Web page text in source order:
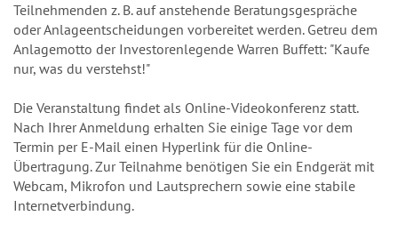
Teilnehmenden z. B. auf anstehende Beratungsgespräche
oder Anlageentscheidungen vorbereitet werden. Getreu dem
Anlagemotto der Investorenlegende Warren Buffett: "Kaufe
nur, was du verstehst!"
Die Veranstaltung findet als Online-Videokonferenz statt.
Nach Ihrer Anmeldung erhalten Sie einige Tage vor dem
Termin per E-Mail einen Hyperlink für die Online-
Übertragung. Zur Teilnahme benötigen Sie ein Endgerät mit
Webcam, Mikrofon und Lautsprechern sowie eine stabile
Internetverbindung.